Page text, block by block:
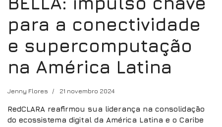
para a conectividade
e supercomputação
na América Latina
Jenny Flores 21 novembro 2024
RedCLARA reafirmou sua liderança na consolidação
do ecossistema digital da América Latina e o Caribe